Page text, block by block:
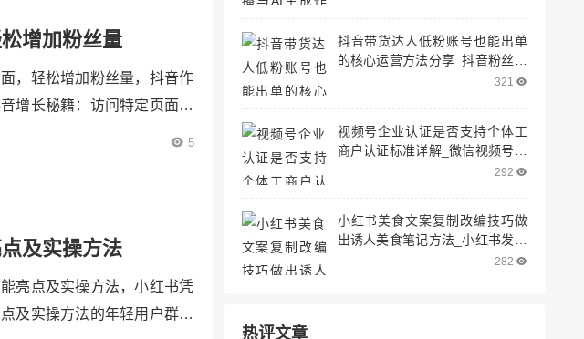
增加粉丝量
，轻松增加粉丝量，抖音作
增长秘籍：访问特定页面，
5
及实操方法
亮点及实操方法，小红书凭
及实操方法的年轻用户群体
抖音带货达人低粉账号也能出单
的核心运营方法分享_抖音粉丝少
321
视频号企业认证是否支持个体工
商户认证标准详解_微信视频号企
292
小红书美食文案复制改编技巧做
出诱人美食笔记方法_小红书发美
282
热评文章